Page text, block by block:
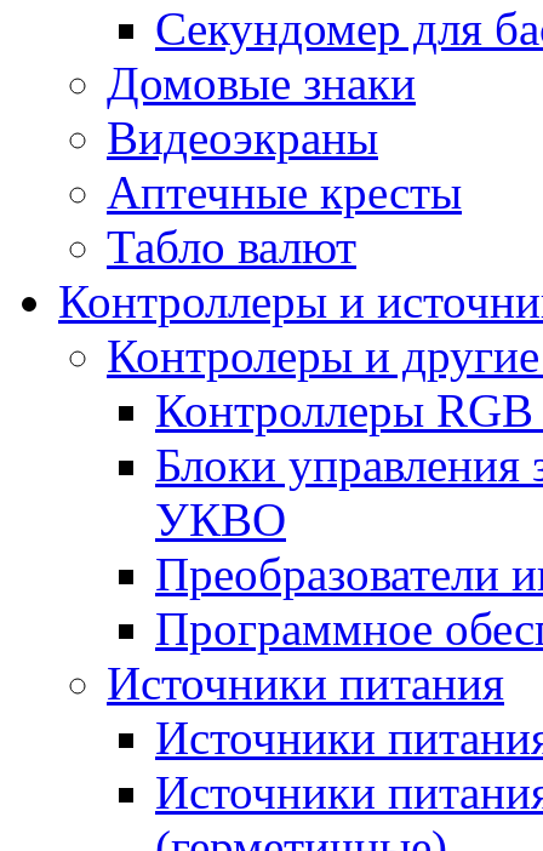
Секундомер для
Домовые знаки
Видеоэкраны
Аптечные кресты
Табло валют
Контроллеры и
Контролеры и
Контроллеры
Блоки
УКВО
Преобразователи
Программное
Источники питания
Источники
Источники